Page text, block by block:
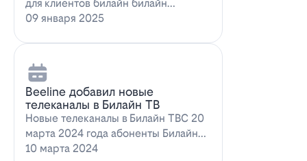
для клиентов билайн билайн
запускает новое выгодное
09 января 2025
Beeline добавил новые
телеканалы в Билайн ТВ
Новые телеканалы в Билайн ТВС 20
марта 2024 года абоненты Билайн
ТВ получат возможность
10 марта 2024